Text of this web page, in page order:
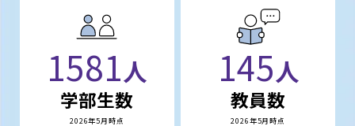
1581人
学部生数
2026年5月時点
145人
教員数
2026年5月時点